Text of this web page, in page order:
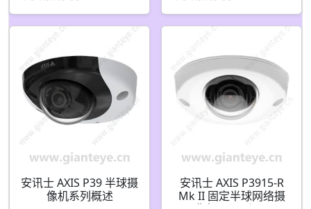
安讯士 AXIS P39 半球摄
像机系列概述
安讯士 AXIS P3915-R
Mk II 固定半球网络摄